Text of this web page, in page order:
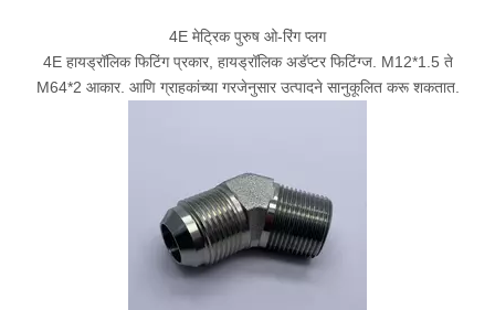
4E मेट्रिक पुरुष ओ-रिंग प्लग
4E हायड्रॉलिक फिटिंग प्रकार, हायड्रॉलिक अडॅप्टर फिटिंग्ज. M12*1.5 ते
M64*2 आकार. आणि ग्राहकांच्या गरजेनुसार उत्पादने सानुकूलित करू शकतात.